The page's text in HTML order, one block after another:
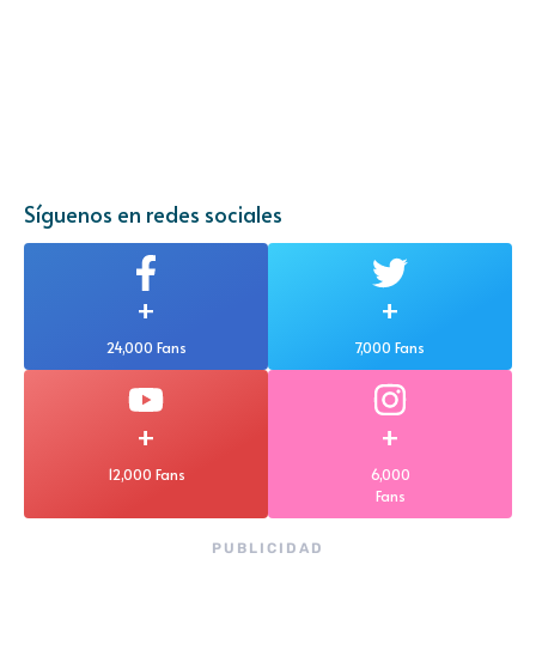
Síguenos en redes sociales
+
24,000 Fans
+
7,000 Fans
+
12,000 Fans
+
6,000
Fans
PUBLICIDAD